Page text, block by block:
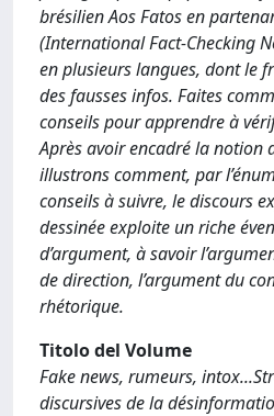
brésilien Aos Fatos en
(International Fact-Checking
en plusieurs langues, dont le
des fausses infos. Faites
conseils pour apprendre à
Après avoir encadré la notion
illustrons comment, par
conseils à suivre, le discours
dessinée exploite un riche
d’argument, à savoir
de direction, l’argument du
rhétorique.
Titolo del Volume
Fake news, rumeurs,
discursives de la